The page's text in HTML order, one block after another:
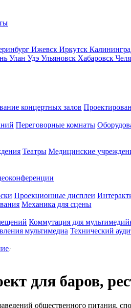
Ижевск Иркутск
Улан Удэ Ульяновск Хабаровск
концертных залов
Переговорные комнаты
Театры Медицинские
Проекционные дисплеи
Механика для сцены
Коммутация для
мультимедиа Технический
для баров,
общественного питания,